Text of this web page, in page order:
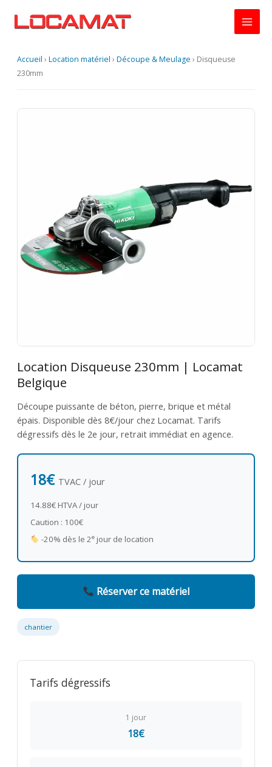
Accueil › Location matériel › Découpe & Meulage › Disqueuse
230mm
Location Disqueuse 230mm | Locamat
Belgique
Découpe puissante de béton, pierre, brique et métal
épais. Disponible dès 8€/jour chez Locamat. Tarifs
dégressifs dès le 2e jour, retrait immédiat en agence.
18€ TVAC / jour
14.88€ HTVA / jour
Caution : 100€
-20% dès le 2ejour de location
Réserver ce matériel
chantier
Tarifs dégressifs
1 jour
18€